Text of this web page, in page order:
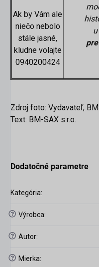
Ak by Vám ale
niečo nebolo
stále jasné,
kludne volajte
0940200424
pre
Zdroj foto: Vydavateľ,
Text: BM-SAX s.r.o.
Dodatočné parametre
Kategória:
? Výrobca:
? Autor:
? Mierka: